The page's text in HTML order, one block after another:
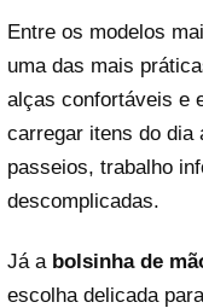
Entre os modelos
uma das mais
alças confortáveis e
carregar itens do dia
passeios, trabalho
descomplicadas.
Já a bolsinha de
escolha delicada